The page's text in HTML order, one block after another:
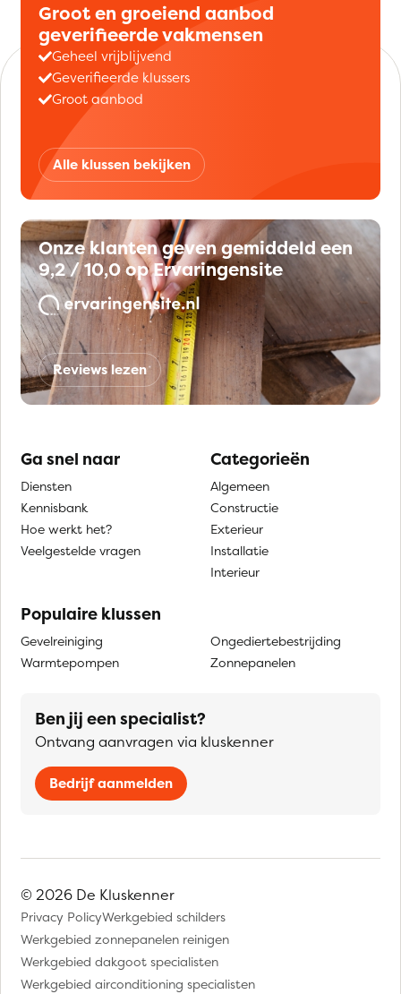
Groot en groeiend aanbod
geverifieerde vakmensen
Geheel vrijblijvend
Geverifieerde klussers
Groot aanbod
Alle klussen bekijken
Onze klanten geven gemiddeld een
9,2 / 10,0 op Ervaringensite
Reviews lezen
Ga snel naar
Diensten
Kennisbank
Hoe werkt het?
Veelgestelde vragen
Categorieën
Algemeen
Constructie
Exterieur
Installatie
Interieur
Populaire klussen
Gevelreiniging
Warmtepompen
Ongediertebestrijding
Zonnepanelen
Ben jij een specialist?
Ontvang aanvragen via kluskenner
Bedrijf aanmelden
© 2026 De Kluskenner
Privacy PolicyWerkgebied schilders
Werkgebied zonnepanelen reinigen
Werkgebied dakgoot specialisten
Werkgebied airconditioning specialisten